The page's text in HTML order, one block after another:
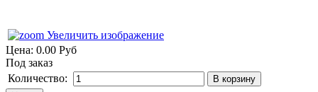
Увеличить изображение
Цена: 0.00 Руб
Под заказ
Количество: